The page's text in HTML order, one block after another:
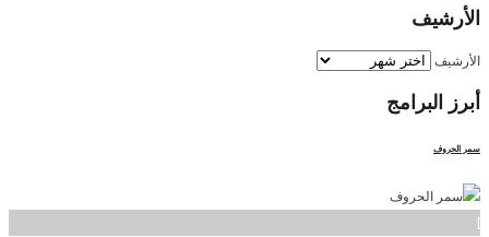
الأرشيف
الأرشيف
أبرز البرامج
سمر الحروف
]